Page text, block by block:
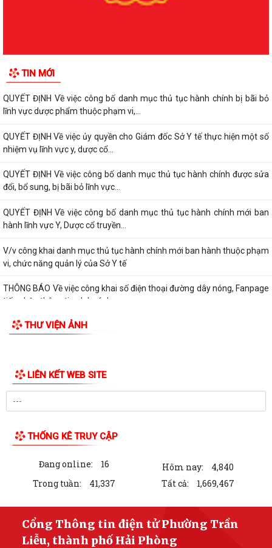
TIN MỚI
lĩnh vực dược phẩm thuộc phạm vi,...
QUYẾT ĐỊNH Về việc công bố danh mục thủ tục hành chính bị bãi bỏ
lĩnh vực dược phẩm thuộc phạm vi,...
QUYẾT ĐỊNH Về việc ủy quyền cho Giám đốc Sở Y tế thực hiện một số
nhiệm vụ lĩnh vực y, dược cổ...
QUYẾT ĐỊNH Về việc công bố danh mục thủ tục hành chính được sửa
đổi, bổ sung, bị bãi bỏ lĩnh vực...
QUYẾT ĐỊNH Về việc công bố danh mục thủ tục hành chính mới ban
hành lĩnh vực Y, Dược cổ truyền...
V/v công khai danh mục thủ tục hành chính mới ban hành thuộc phạm
vi, chức năng quản lý của Sở Y tế
THÔNG BÁO Về việc công khai số điện thoại đường dây nóng, Fanpage
tiếp nhận thông tin phản ánh,...
QUYẾT ĐỊNH Về việc công bố danh mục thủ tục hành chính mới ban
đổi, bổ sung và bị bãi bỏ lĩnh vực...
QUYẾT ĐỊNH Về việc công bố danh mục thủ tục hành chính được sửa
Kế hoạch tuyên truyền vận động và tổ chức ngày hội hiến máu tình
BÀI TUYÊN TRUYỀN Kỷ niệm 101 năm Ngày Báo chí Cách mạng Việt
Nam (21/6/1925 - 21/6/2026)
QUYẾT ĐỊNH Về việc ủy quyền cho Giám đốc Sở Y tế thực hiện giải
quyết thủ tục hành chính lĩnh vực y...
THƯ VIỆN ẢNH